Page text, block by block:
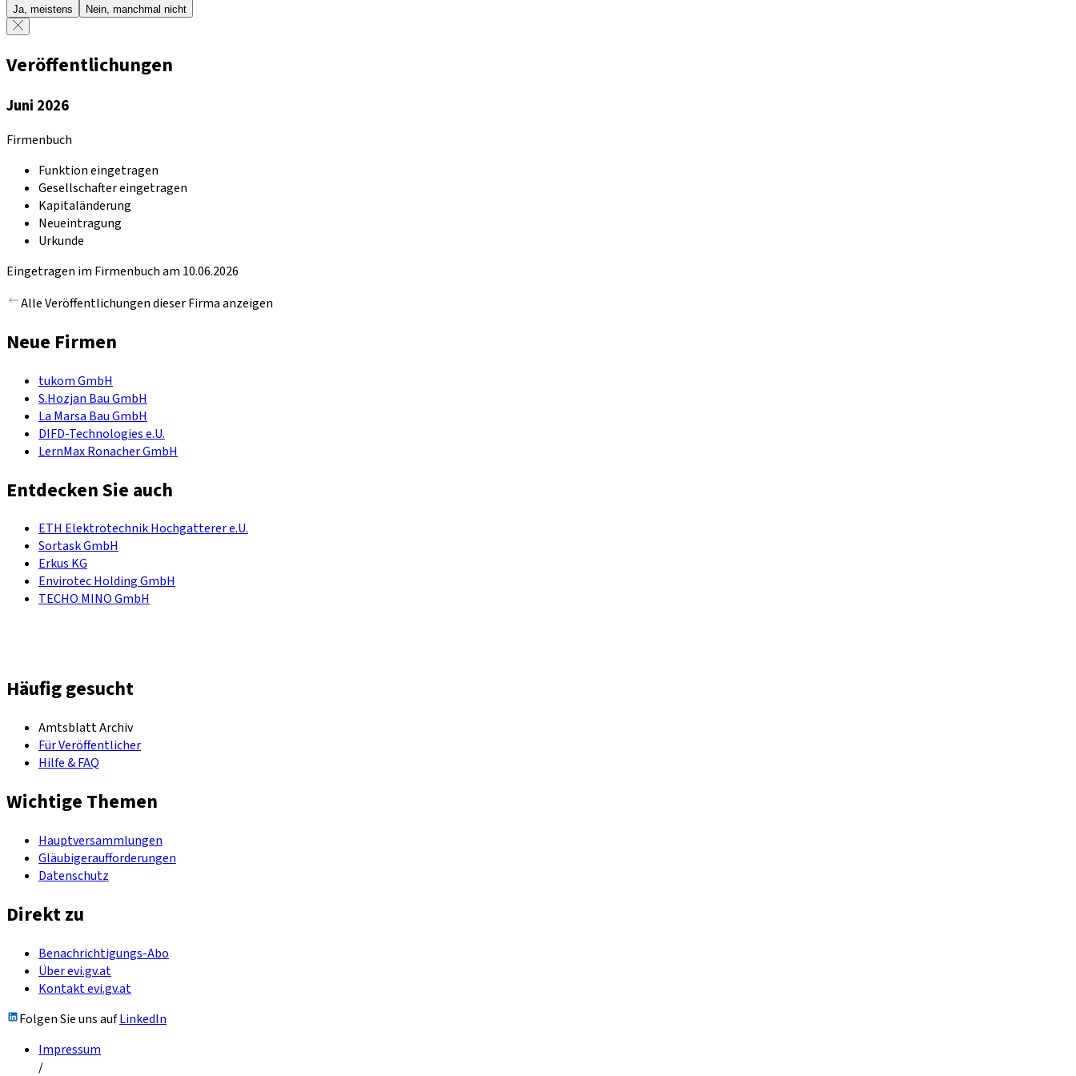
Ja, meistens Nein, manchmal nicht
Veröffentlichungen
Juni 2026
Firmenbuch
Funktion eingetragen
Gesellschafter eingetragen
Kapitaländerung
Neueintragung
Urkunde
Eingetragen im Firmenbuch am 10.06.2026
Alle Veröffentlichungen dieser Firma anzeigen
Neue Firmen
tukom GmbH
S.Hozjan Bau GmbH
La Marsa Bau GmbH
DIFD-Technologies e.U.
LernMax Ronacher GmbH
Entdecken Sie auch
ETH Elektrotechnik Hochgatterer e.U.
Sortask GmbH
Erkus KG
Envirotec Holding GmbH
TECHO MINO GmbH
Häufig gesucht
Amtsblatt Archiv
Für Veröffentlicher
Hilfe & FAQ
Wichtige Themen
Hauptversammlungen
Gläubigeraufforderungen
Datenschutz
Direkt zu
Benachrichtigungs-Abo
Über evi.gv.at
Kontakt evi.gv.at
Folgen Sie uns aufLinkedIn
Impressum
/